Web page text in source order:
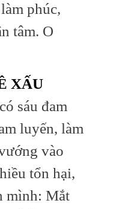
phúc,
tâm. O
XẤU
sáu đam
luyến, làm
vào
tổn hại,
mình: Mắt